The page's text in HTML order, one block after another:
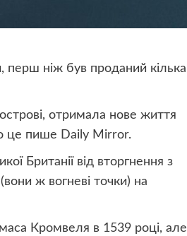
перш ніж був проданий кілька
отримала нове життя
це пише Daily Mirror.
Британії від вторгнення з
ж вогневі точки) на
Кромвеля в 1539 році, але